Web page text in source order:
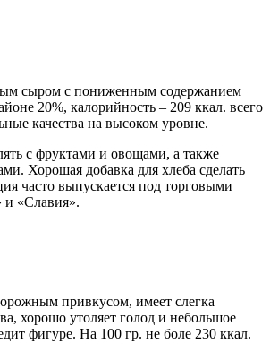
сыром с пониженным содержанием
20%, калорийность – 209 ккал. всего
качества на высоком уровне.
с фруктами и овощами, а также
Хорошая добавка для хлеба сделать
часто выпускается под торговыми
«Славия».
привкусом, имеет слегка
хорошо утоляет голод и небольшое
фигуре. На 100 гр. не боле 230 ккал.